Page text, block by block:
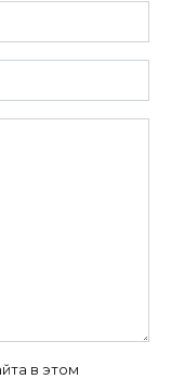
в этом